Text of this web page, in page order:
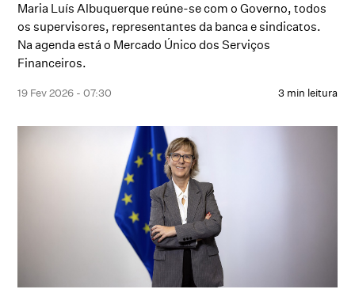
Maria Luís Albuquerque reúne-se com o Governo, todos
os supervisores, representantes da banca e sindicatos.
Na agenda está o Mercado Único dos Serviços
Financeiros.
19 Fev 2026 - 07:30 3 min leitura